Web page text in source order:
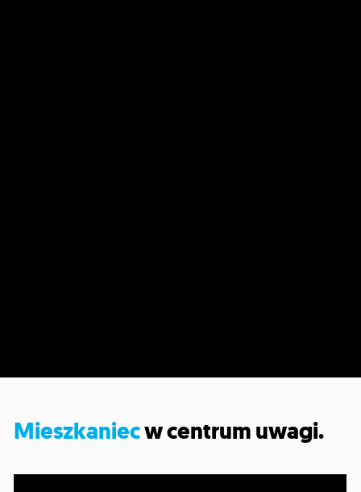
Mieszkaniecw centrum uwagi.